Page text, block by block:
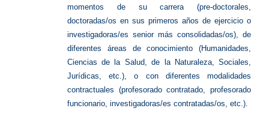
momentos de su carrera (pre-doctorales,
doctoradas/os en sus primeros años de ejercicio o
investigadoras/es senior más consolidadas/os), de
diferentes áreas de conocimiento (Humanidades,
Ciencias de la Salud, de la Naturaleza, Sociales,
Jurídicas, etc.), o con diferentes modalidades
contractuales (profesorado contratado, profesorado
funcionario, investigadoras/es contratadas/os, etc.).